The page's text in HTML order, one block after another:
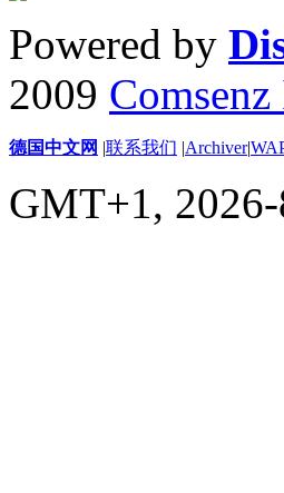
Powered by
2009 Comsenz
德国中文网 |联系我们 |Archiver|
GMT+1,